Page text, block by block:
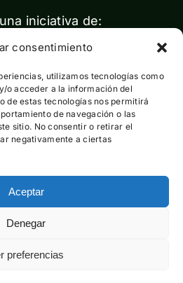
consentimiento
utilizamos tecnologías como
o acceder a la información del
de estas tecnologías nos permitirá
de navegación o las
sitio. No consentir o retirar el
negativamente a ciertas
Aceptar
Denegar
preferencias
iniciativa de:
por el Ministerio para la